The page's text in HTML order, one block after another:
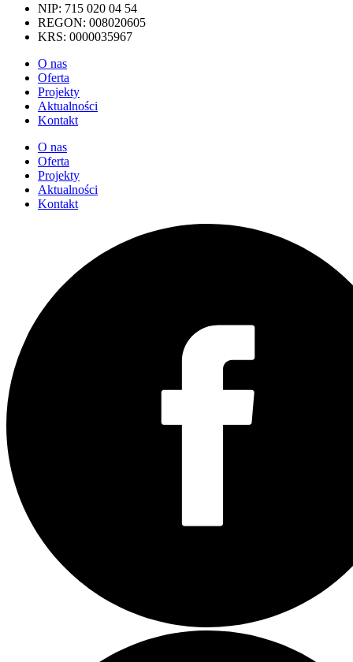
NIP: 715 020 04 54
REGON: 008020605
KRS: 0000035967
O nas
Oferta
Projekty
Aktualności
Kontakt
O nas
Oferta
Projekty
Aktualności
Kontakt